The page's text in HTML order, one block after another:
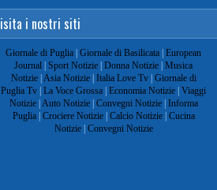
i nostri siti
Giornale di Puglia | Giornale di Basilicata | European
Journal | Sport Notizie | Donna Notizie | Musica
Notizie| Asia Notizie| Italia Love Tv| Giornale di
Puglia Tv | La Voce Grossa | Economia Notizie | Viaggi
Notizie| Auto Notizie| Convegni Notizie| Informa
Puglia| Crociere Notizie| Calcio Notizie| Cucina
Notizie| Convegni Notizie